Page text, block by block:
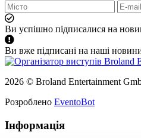
Ви успішно підписалися на
Ви вже підписані на наші
2026 © Broland Entertainment
Розроблено EventoBot
Інформація